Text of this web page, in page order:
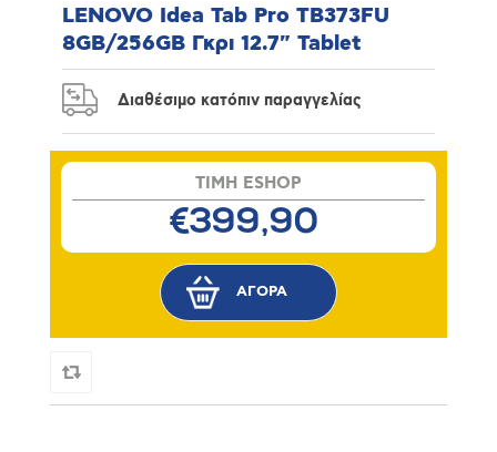
LENOVO Idea Tab Pro TB373FU
8GB/256GB Γκρι 12.7" Tablet
Διαθέσιμο κατόπιν παραγγελίας
TIMH ESHOP
€399,90